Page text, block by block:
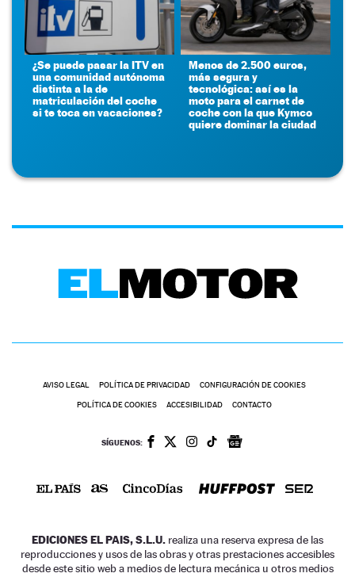
¿Se puede pasar la ITV en
una comunidad autónoma
distinta a la de
matriculación del coche
si te toca en vacaciones?
Menos de 2.500 euros,
más segura y
tecnológica: así es la
moto para el carnet de
coche con la que Kymco
quiere dominar la ciudad
AVISO LEGAL POLÍTICA DE PRIVACIDAD CONFIGURACIÓN DE COOKIES
POLÍTICA DE COOKIES ACCESIBILIDAD CONTACTO
SÍGUENOS:
EDICIONES EL PAIS, S.L.U. realiza una reserva expresa de las
reproducciones y usos de las obras y otras prestaciones accesibles
desde este sitio web a medios de lectura mecánica u otros medios